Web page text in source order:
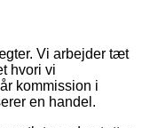
Vi arbejder tæt
hvori vi
kommission i
en handel.